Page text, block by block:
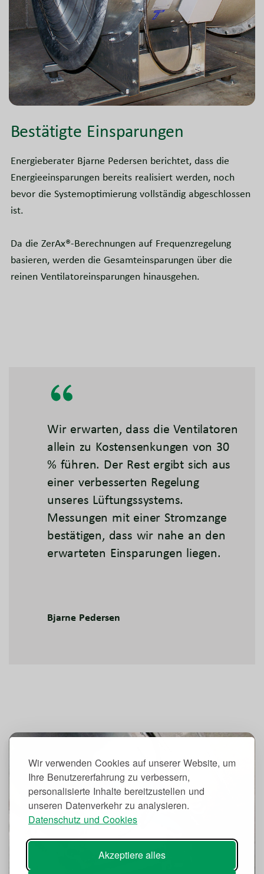
Wir verwenden Cookies auf unserer Website, um
Ihre Benutzererfahrung zu verbessern,
personalisierte Inhalte bereitzustellen und
unseren Datenverkehr zu analysieren.
Datenschutz und Cookies
Akzeptiere alles
Bestätigte Einsparungen
Energieberater Bjarne Pedersen berichtet, dass die
Energieeinsparungen bereits realisiert werden, noch
bevor die Systemoptimierung vollständig abgeschlossen
ist.
Da die ZerAx®-Berechnungen auf Frequenzregelung
basieren, werden die Gesamteinsparungen über die
reinen Ventilatoreinsparungen hinausgehen.
Wir erwarten, dass die Ventilatoren
allein zu Kostensenkungen von 30
% führen. Der Rest ergibt sich aus
einer verbesserten Regelung
unseres Lüftungssystems.
Messungen mit einer Stromzange
bestätigen, dass wir nahe an den
erwarteten Einsparungen liegen.
Bjarne Pedersen